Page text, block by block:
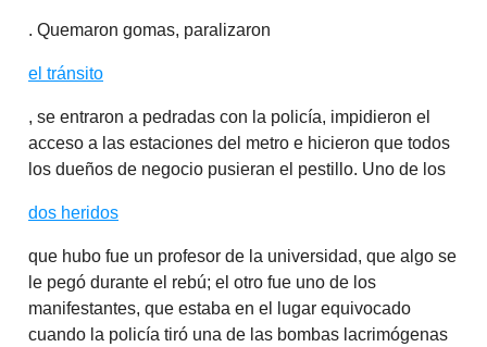
. Quemaron gomas, paralizaron
el tránsito
, se entraron a pedradas con la policía, impidieron el
acceso a las estaciones del metro e hicieron que todos
los dueños de negocio pusieran el pestillo. Uno de los
dos heridos
que hubo fue un profesor de la universidad, que algo se
le pegó durante el rebú; el otro fue uno de los
manifestantes, que estaba en el lugar equivocado
cuando la policía tiró una de las bombas lacrimógenas